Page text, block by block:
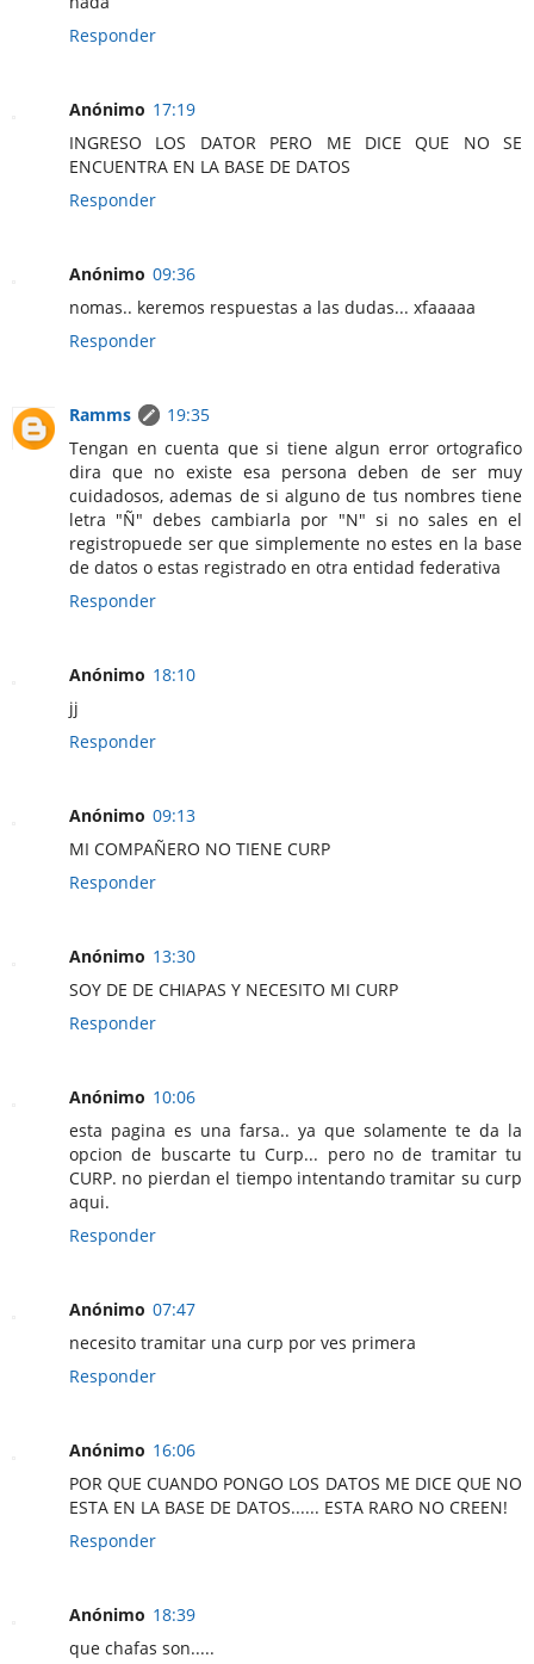
Responder
Anónimo 17:19
INGRESO LOS DATOR PERO ME DICE QUE NO SE
ENCUENTRA EN LA BASE DE DATOS
Responder
Anónimo 09:36
nomas.. keremos respuestas a las dudas... xfaaaaa
Responder
Ramms
19:35
Tengan en cuenta que si tiene algun error ortografico
dira que no existe esa persona deben de ser muy
cuidadosos, ademas de si alguno de tus nombres tiene
letra "Ñ" debes cambiarla por "N" si no sales en el
registropuede ser que simplemente no estes en la base
de datos o estas registrado en otra entidad federativa
Responder
Anónimo 18:10
jj
Responder
Anónimo 09:13
MI COMPAÑERO NO TIENE CURP
Responder
Anónimo 13:30
SOY DE DE CHIAPAS Y NECESITO MI CURP
Responder
Anónimo 10:06
esta pagina es una farsa.. ya que solamente te da la
opcion de buscarte tu Curp... pero no de tramitar tu
CURP. no pierdan el tiempo intentando tramitar su curp
aqui.
Responder
Anónimo 07:47
necesito tramitar una curp por ves primera
Responder
Anónimo 16:06
POR QUE CUANDO PONGO LOS DATOS ME DICE QUE NO
ESTA EN LA BASE DE DATOS...... ESTA RARO NO CREEN!
Responder
Anónimo 18:39
que chafas son.....